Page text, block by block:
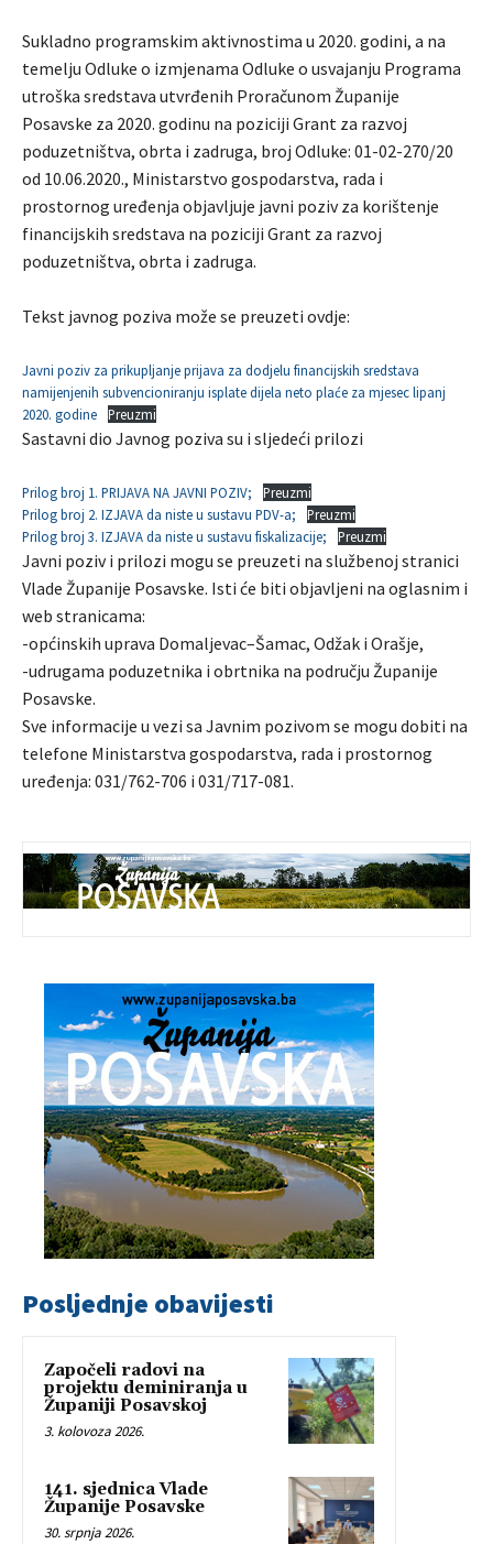
Sukladno programskim aktivnostima u 2020. godini, a na
temelju Odluke o izmjenama Odluke o usvajanju Programa
utroška sredstava utvrđenih Proračunom Županije
Posavske za 2020. godinu na poziciji Grant za razvoj
poduzetništva, obrta i zadruga, broj Odluke: 01-02-270/20
od 10.06.2020., Ministarstvo gospodarstva, rada i
prostornog uređenja objavljuje javni poziv za korištenje
financijskih sredstava na poziciji Grant za razvoj
poduzetništva, obrta i zadruga.
Tekst javnog poziva može se preuzeti ovdje:
Javni poziv za prikupljanje prijava za dodjelu financijskih sredstava
namijenjenih subvencioniranju isplate dijela neto plaće za mjesec lipanj
2020. godine
Preuzmi
Sastavni dio Javnog poziva su i sljedeći prilozi
Prilog broj 1. PRIJAVA NA JAVNI POZIV;
Preuzmi
Prilog broj 2. IZJAVA da niste u sustavu PDV-a;
Preuzmi
Prilog broj 3. IZJAVA da niste u sustavu fiskalizacije;
Preuzmi
Javni poziv i prilozi mogu se preuzeti na službenoj stranici
Vlade Županije Posavske. Isti će biti objavljeni na oglasnim i
web stranicama:
-općinskih uprava Domaljevac–Šamac, Odžak i Orašje,
-udrugama poduzetnika i obrtnika na području Županije
Posavske.
Sve informacije u vezi sa Javnim pozivom se mogu dobiti na
telefone Ministarstva gospodarstva, rada i prostornog
uređenja: 031/762-706 i 031/717-081.
Posljednje obavijesti
Započeli radovi na
projektu deminiranja u
Županiji Posavskoj
3. kolovoza 2026.
141. sjednica Vlade
Županije Posavske
30. srpnja 2026.